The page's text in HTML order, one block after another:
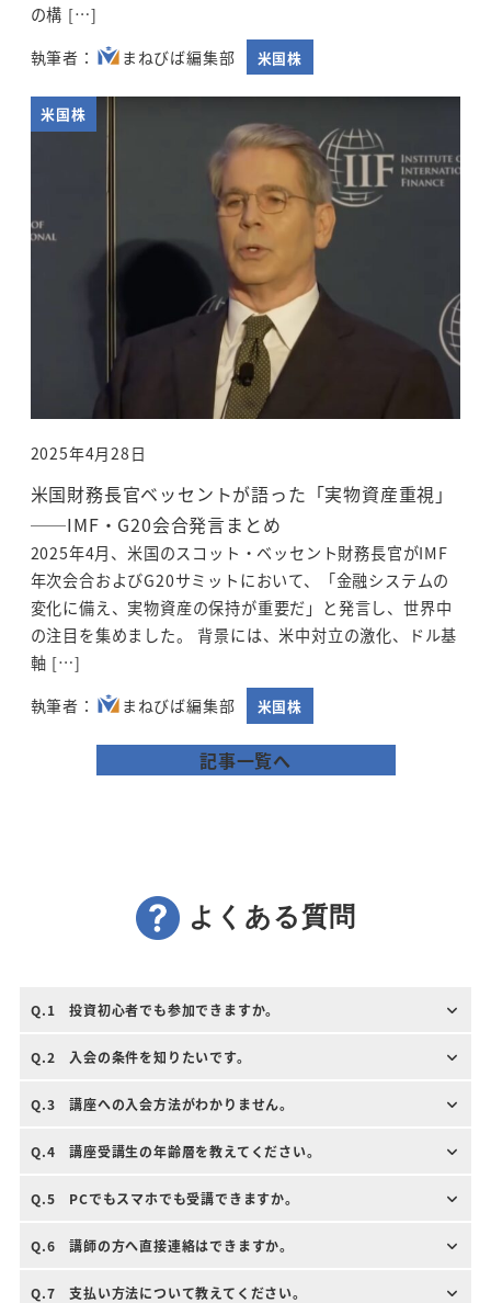
の構 […]
まねびば編集部
米国株
米国株
米国財務長官ベッセントが語った「実物資産重視」
──IMF・G20会合発言まとめ
2025年4月、米国のスコット・ベッセント財務長官がIMF
年次会合およびG20サミットにおいて、「金融システムの
変化に備え、実物資産の保持が重要だ」と発言し、世界中
の注目を集めました。 背景には、米中対立の激化、ドル基
軸 […]
まねびば編集部
投稿日
2025年4月28日
米国株
記事一覧へ
よくある質問
Q.1 投資初心者でも参加できますか。
Q.2 入会の条件を知りたいです。
Q.3 講座への入会方法がわかりません。
Q.4 講座受講生の年齢層を教えてください。
Q.5 PCでもスマホでも受講できますか。
Q.6 講師の方へ直接連絡はできますか。
Q.7 支払い方法について教えてください。